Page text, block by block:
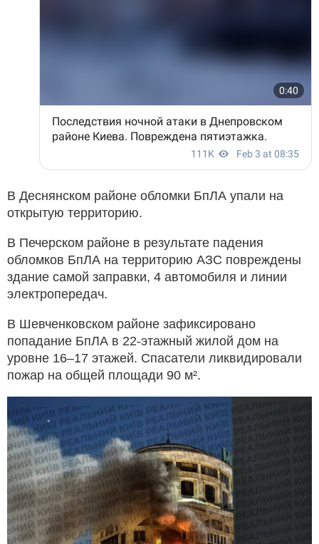
В Деснянском районе обломки БпЛА упали на
открытую территорию.
В Печерском районе в результате падения
обломков БпЛА на территорию АЗС повреждены
здание самой заправки, 4 автомобиля и линии
электропередач.
В Шевченковском районе зафиксировано
попадание БпЛА в 22-этажный жилой дом на
уровне 16–17 этажей. Спасатели ликвидировали
пожар на общей площади 90 м².